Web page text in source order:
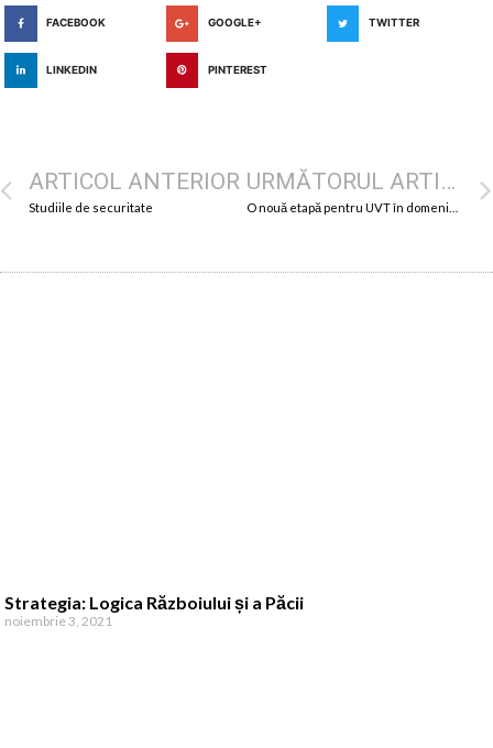
FACEBOOK GOOGLE+ TWITTER
LINKEDIN PINTEREST
ARTICOL ANTERIOR
Studiile de securitate
URMĂTORUL ARTICOL
Strategia: Logica Războiului și a Păcii
noiembrie 3, 2021